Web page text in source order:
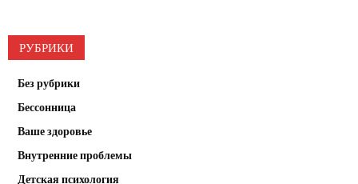
РУБРИКИ
Без рубрики
Бессонница
Ваше здоровье
Внутренние проблемы
Детская психология